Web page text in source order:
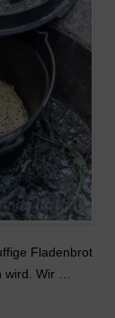
Fladenbrot
Wir …